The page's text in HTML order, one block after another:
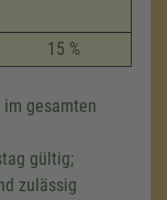
15 %
gesamten
gültig;
zulässig